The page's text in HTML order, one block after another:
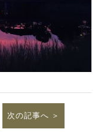
次の記事へ